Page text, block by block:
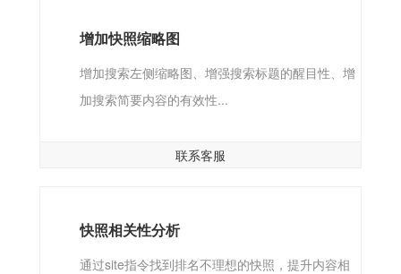
增加快照缩略图
增加搜索左侧缩略图、增强搜索标题的醒目性、增
加搜索简要内容的有效性...
联系客服
快照相关性分析
通过site指令找到排名不理想的快照，提升内容相